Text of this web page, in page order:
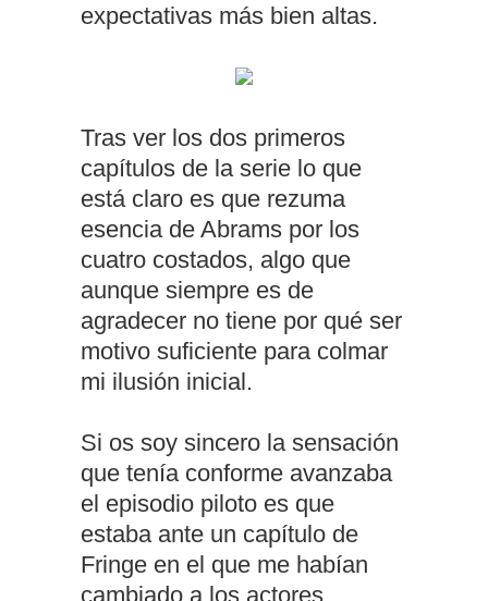
expectativas más bien altas.
Tras ver los dos primeros
capítulos de la serie lo que
está claro es que rezuma
esencia de Abrams por los
cuatro costados, algo que
aunque siempre es de
agradecer no tiene por qué ser
motivo suficiente para colmar
mi ilusión inicial.
Si os soy sincero la sensación
que tenía conforme avanzaba
el episodio piloto es que
estaba ante un capítulo de
Fringe en el que me habían
cambiado a los actores